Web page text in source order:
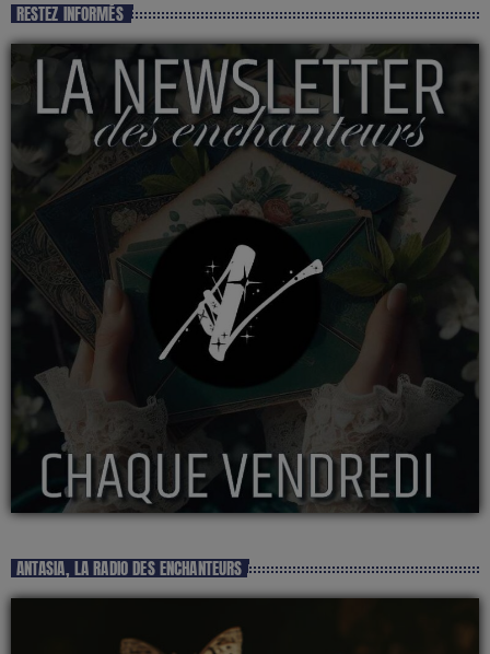
RESTEZ INFORMÉS
ANTASIA, LA RADIO DES ENCHANTEURS